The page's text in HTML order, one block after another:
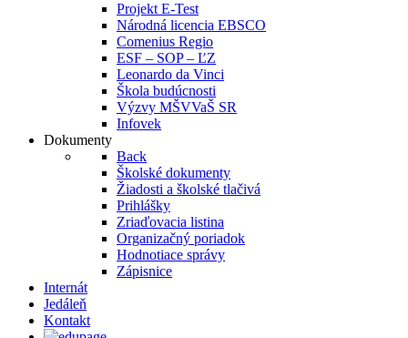
Projekt E-Test
Národná licencia EBSCO
Comenius Regio
ESF – SOP – ĽZ
Leonardo da Vinci
Škola budúcnosti
Výzvy MŠVVaŠ SR
Infovek
Dokumenty
Back
Školské dokumenty
Žiadosti a školské tlačivá
Prihlášky
Zriaďovacia listina
Organizačný poriadok
Hodnotiace správy
Zápisnice
Internát
Jedáleň
Kontakt